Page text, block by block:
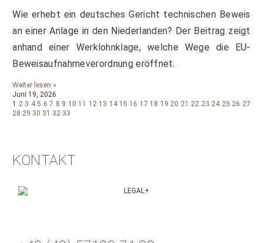
Wie erhebt ein deutsches Gericht technischen Beweis
an einer Anlage in den Niederlanden? Der Beitrag zeigt
anhand einer Werklohnklage, welche Wege die EU-
Beweisaufnahmeverordnung eröffnet.
Weiter lesen »
Juni 19, 2026
1 2 3 4 5 6 7 8 9 10 11 12 13 14 15 16 17 18 19 20 21 22 23 24 25 26 27
28 29 30 31 32 33
KONTAKT